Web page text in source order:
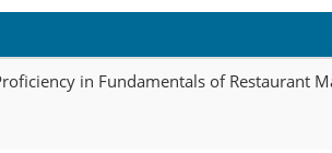
in Fundamentals of Restaurant